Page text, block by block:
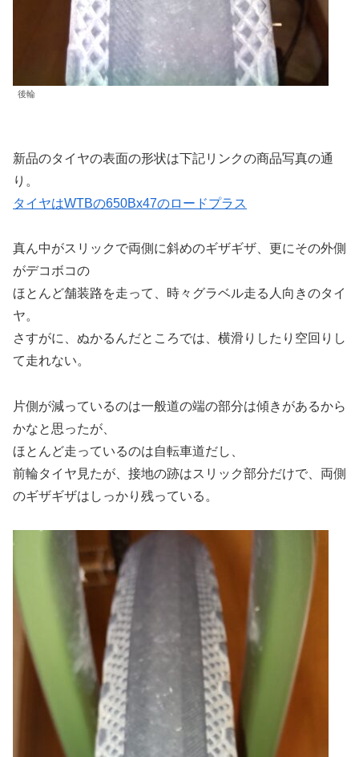
後輪
新品のタイヤの表面の形状は下記リンクの商品写真の通
り。
タイヤはWTBの650Bx47のロードプラス
真ん中がスリックで両側に斜めのギザギザ、更にその外側
がデコボコの
ほとんど舗装路を走って、時々グラベル走る人向きのタイ
ヤ。
さすがに、ぬかるんだところでは、横滑りしたり空回りし
て走れない。
片側が減っているのは一般道の端の部分は傾きがあるから
かなと思ったが、
ほとんど走っているのは自転車道だし、
前輪タイヤ見たが、接地の跡はスリック部分だけで、両側
のギザギザはしっかり残っている。